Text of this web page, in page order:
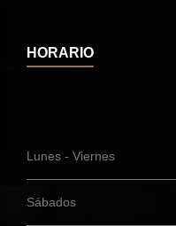
HORARIO
Lunes - Viernes
Sábados